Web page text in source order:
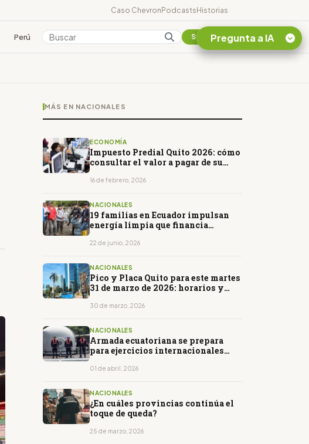
Caso ChevronPodcastsHistorias
Perú Colombia Suscribirse
MÁS EN NACIONALES
ECONOMÍA
Impuesto Predial Quito 2026: cómo
consultar el valor a pagar de su
16 de febrero, 2026
NACIONALES
19 familias en Ecuador impulsan
energía limpia que financia
22 de junio, 2026
NACIONALES
Pico y Placa Quito para este martes
31 de marzo de 2026: horarios y
30 de marzo, 2026
NACIONALES
Armada ecuatoriana se prepara
para ejercicios internacionales
01 de abril, 2026
NACIONALES
¿En cuáles provincias continúa el
toque de queda?
25 de marzo, 2026
Pregunta a IA
¿En que consiste la